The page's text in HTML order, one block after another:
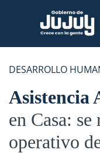
DESARROLLO
Asistencia
en Casa:
operativo